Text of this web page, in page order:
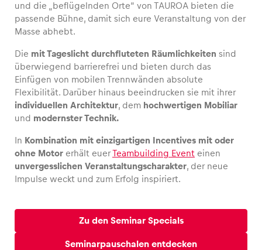
Fahrzeug
Alle anzeigen
Business
Alle anzeigen
und die „beflügelnden Orte“ von TAUROA bieten die
passende Bühne, damit sich eure Veranstaltung von der
Masse abhebt.
Die mit Tageslicht durchfluteten Räumlichkeiten sind
überwiegend barrierefrei und bieten durch das
Einfügen von mobilen Trennwänden absolute
Flexibilität. Darüber hinaus beeindrucken sie mit ihrer
individuellen Architektur, dem hochwertigen Mobiliar
und modernster Technik.
In Kombination mit einzigartigen Incentives mit oder
ohne Motor erhält euerTeambuilding Event einen
unvergesslichen Veranstaltungscharakter, der neue
Impulse weckt und zum Erfolg inspiriert.
Zu den Seminar Specials
Seminarpauschalen entdecken